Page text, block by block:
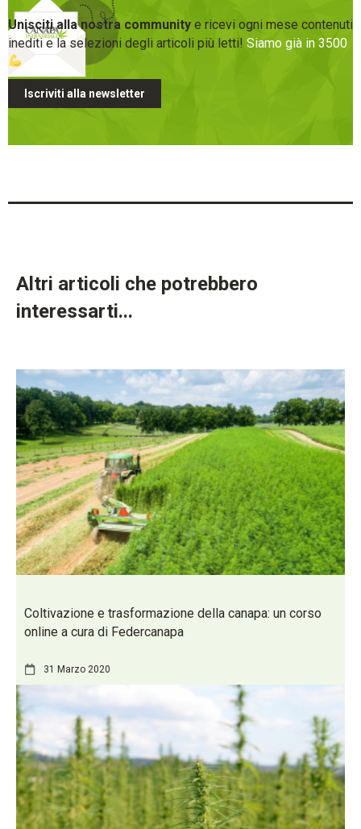
Unisciti alla nostra community e ricevi ogni mese contenuti
inediti e la selezioni degli articoli più letti! Siamo già in 3500
Iscriviti alla newsletter
Altri articoli che potrebbero
interessarti...
Coltivazione e trasformazione della canapa: un corso
online a cura di Federcanapa
31 Marzo 2020